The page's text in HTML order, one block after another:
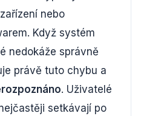
nebo
Když systém
nedokáže správně
právě tuto chybu a
. Uživatelé
setkávají po